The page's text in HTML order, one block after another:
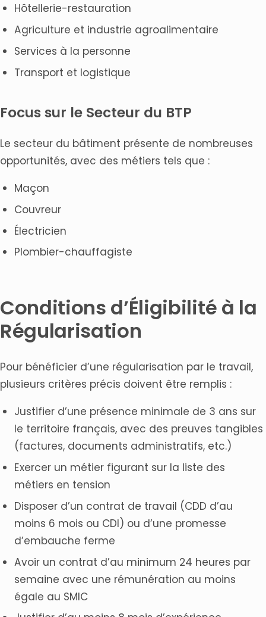
Hôtellerie-restauration
Agriculture et industrie agroalimentaire
Services à la personne
Transport et logistique
Focus sur le Secteur du BTP
Le secteur du bâtiment présente de nombreuses
opportunités, avec des métiers tels que :
Maçon
Couvreur
Électricien
Plombier-chauffagiste
Conditions d’Éligibilité à la
Régularisation
Pour bénéficier d’une régularisation par le travail,
plusieurs critères précis doivent être remplis :
Justifier d’une présence minimale de 3 ans sur
le territoire français, avec des preuves tangibles
(factures, documents administratifs, etc.)
Exercer un métier figurant sur la liste des
métiers en tension
Disposer d’un contrat de travail (CDD d’au
moins 6 mois ou CDI) ou d’une promesse
d’embauche ferme
Avoir un contrat d’au minimum 24 heures par
semaine avec une rémunération au moins
égale au SMIC